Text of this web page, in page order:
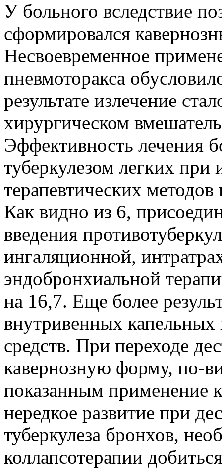
У больного вследствие
сформировался
Несвоевременное
пневмоторакса
результате излечение
хирургическом
Эффективность лечения
туберкулезом легких при
терапевтических методов
Как видно из 6,
введения
ингаляционной,
эндобронхиальной
на 16,7. Еще более
внутривенных капельных
средств. При переходе
кавернозную форму, по-
показанным применение
нередкое развитие при
туберкулеза бронхов,
коллапсотерапии